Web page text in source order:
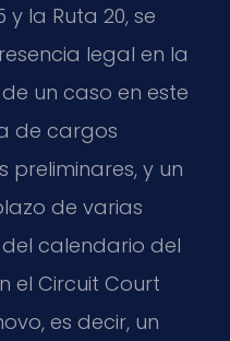
la Ruta 20, se
legal en la
un caso en este
de cargos
preliminares, y un
de varias
calendario del
el Circuit Court
es decir, un